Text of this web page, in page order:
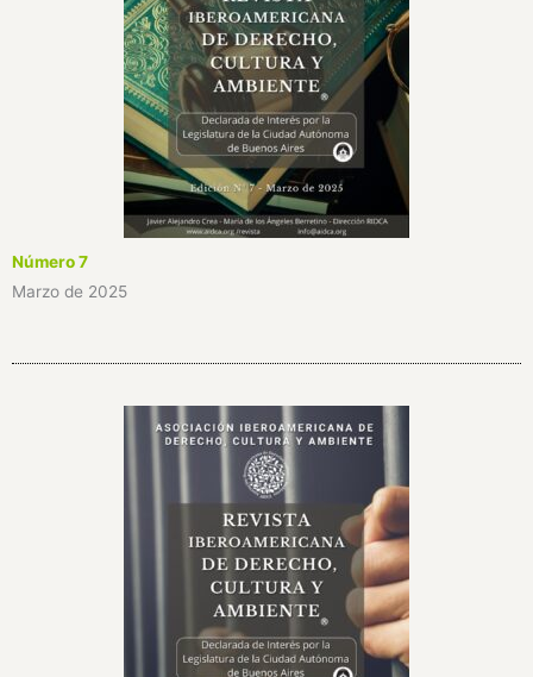
Número 7
Marzo de 2025